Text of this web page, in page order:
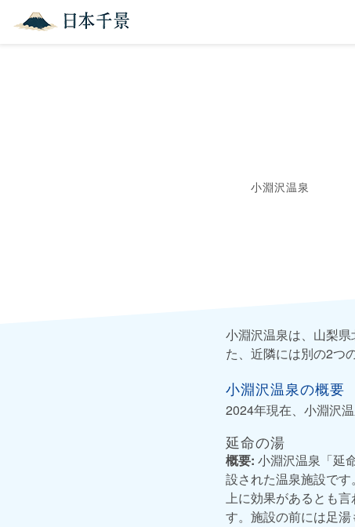
小淵沢温泉
小淵沢温泉は、山梨
た、近隣には別の2つ
小淵沢温泉の概要
2024年現在、小淵沢
延命の湯
概要: 小淵沢温泉「延
設された温泉施設で
上に効果があるとも
す。施設の前には足湯